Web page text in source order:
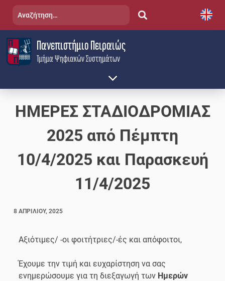
content
Τμήμα Ψηφιακών Συστημάτων
Πανεπιστήμιο Πειραιώς
Αναζήτηση
ΗΜΕΡΕΣ ΣΤΑΔΙΟΔΡΟΜΙΑΣ
2025 από Πέμπτη
10/4/2025 και Παρασκευή
11/4/2025
8 ΑΠΡΙΛΊΟΥ, 2025
Αξιότιμες/ -οι φοιτήτριες/-ές και απόφοιτοι,
Έχουμε την τιμή και ευχαρίστηση να σας
ενημερώσουμε για τη διεξαγωγή των Ημερών